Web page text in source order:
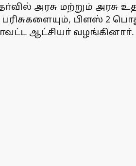
அரசு மற்றும் அரசு
பிளஸ் 2
ஆட்சியா் வழங்கினாா்.